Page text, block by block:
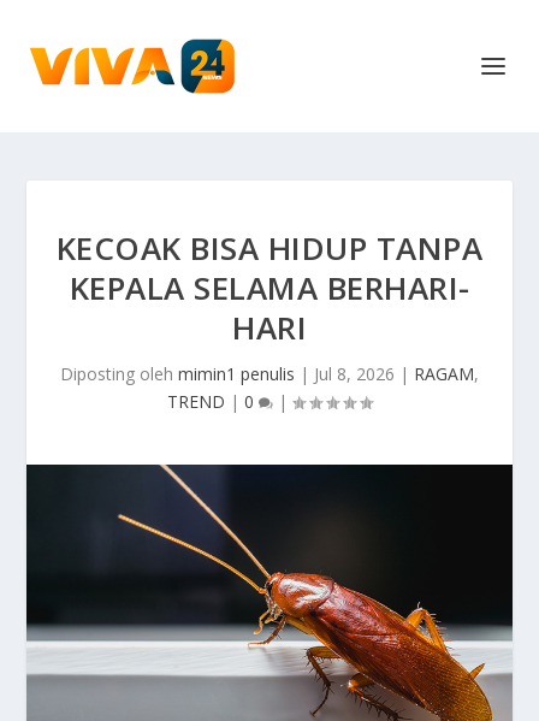
KECOAK BISA HIDUP TANPA
KEPALA SELAMA BERHARI-
HARI
Diposting oleh mimin1 penulis | Jul 8, 2026 | RAGAM,
TREND | 0 |